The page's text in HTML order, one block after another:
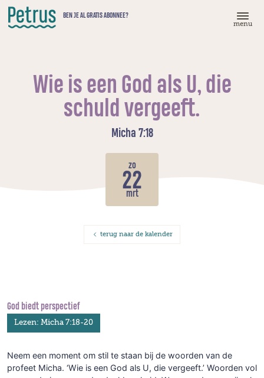
Doorgaan
naar
hoofdinhoud
BEN JE AL GRATIS ABONNEE?
menu
Wie is een God als U, die
schuld vergeeft.
Micha 7:18
zo
22
mrt
terug naar de kalender
God biedt perspectief
Lezen: Micha 7:18-20
Neem een moment om stil te staan bij de woorden van de
profeet Micha. ‘Wie is een God als U, die vergeeft.’ Woorden vol